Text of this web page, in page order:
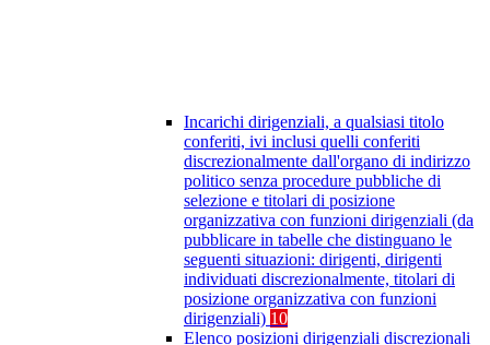
Incarichi dirigenziali, a qualsiasi titolo
conferiti, ivi inclusi quelli conferiti
discrezionalmente dall'organo di indirizzo
politico senza procedure pubbliche di
selezione e titolari di posizione
organizzativa con funzioni dirigenziali (da
pubblicare in tabelle che distinguano le
seguenti situazioni: dirigenti, dirigenti
individuati discrezionalmente, titolari di
posizione organizzativa con funzioni
dirigenziali) 10
Elenco posizioni dirigenziali discrezionali